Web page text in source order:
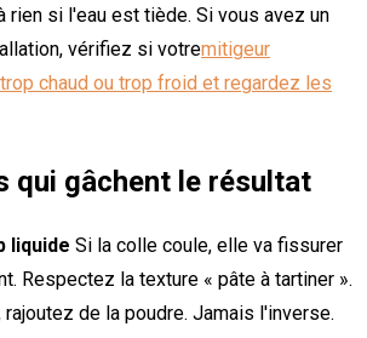
rien si l'eau est tiède. Si vous avez un
vérifiez si votremitigeur
chaud ou trop froid et regardez les
qui gâchent le résultat
liquide Si la colle coule, elle va fissurer
Respectez la texture « pâte à tartiner ».
de la poudre. Jamais l'inverse.